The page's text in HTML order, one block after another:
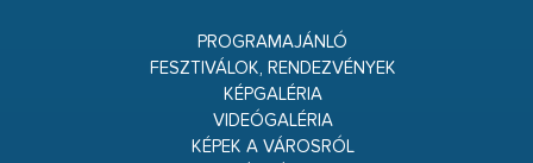
PROGRAMAJÁNLÓ
FESZTIVÁLOK, RENDEZVÉNYEK
KÉPGALÉRIA
VIDEÓGALÉRIA
KÉPEK A VÁROSRÓL